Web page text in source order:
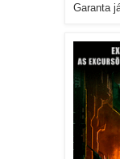
Garanta